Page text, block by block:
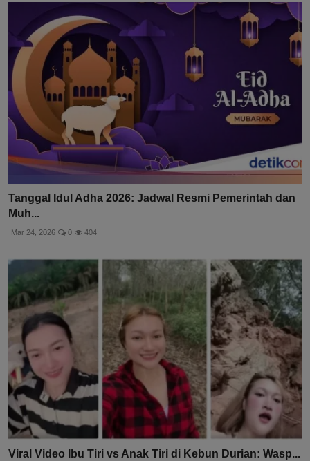
Tanggal Idul Adha 2026: Jadwal Resmi Pemerintah dan
Muh...
Mar 24, 2026 0 404
Viral Video Ibu Tiri vs Anak Tiri di Kebun Durian: Wasp...